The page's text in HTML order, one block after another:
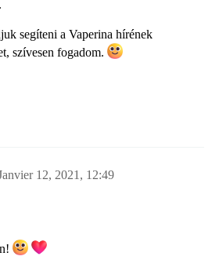
segíteni a Vaperina hírének
szívesen fogadom.
12, 2021, 12:49